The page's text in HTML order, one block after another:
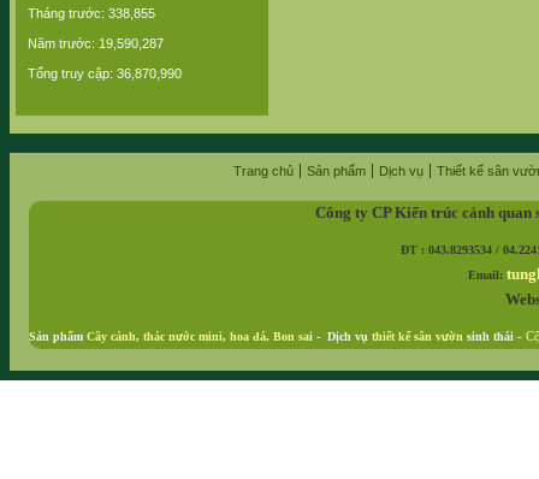
Tháng trước: 338,855
Năm trước: 19,590,287
Tổng truy cập: 36,870,990
Trang chủ Sản phẩm Dịch vụ Thiết kế sân
Công ty CP Kiến trúc cảnh
ĐT : 043.8293534 /
Email:
Sản phẩm Cây cảnh, thác nước mini, hoa đá, Bon sai - Dịch vụ thiết kế sân vườn sinh thái -